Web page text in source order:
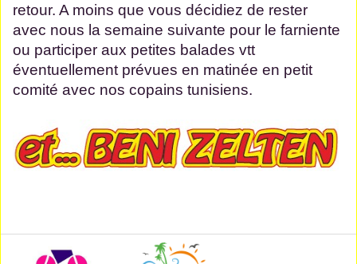
retour. A moins que vous décidiez de rester
avec nous la semaine suivante pour le farniente
ou participer aux petites balades vtt
éventuellement prévues en matinée en petit
comité avec nos copains tunisiens.